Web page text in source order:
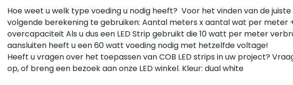
Hoe weet u welk type voeding u nodig heeft? Voor het vinden van de
volgende berekening te gebruiken: Aantal meters x aantal wat per meter +
overcapaciteit Als u dus een LED Strip gebruikt die 10 watt per meter
aansluiten heeft u een 60 watt voeding nodig met hetzelfde voltage!
Heeft u vragen over het toepassen van COB LED strips in uw project?
op, of breng een bezoek aan onze LED winkel. Kleur: dual white